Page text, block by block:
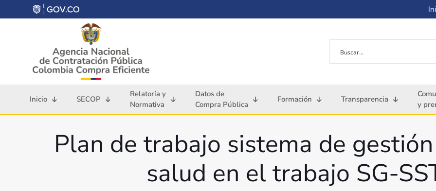
Inicio SECOP
Relatoría y
Normativa
Datos de
Compra Pública
Formación Transparencia
y
Plan de trabajo sistema de
salud en el trabajo SG-